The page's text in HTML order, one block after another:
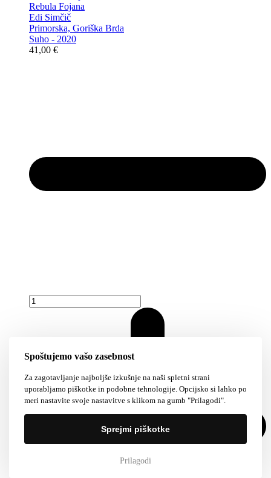
Rebula Fojana
Edi Simčič
Primorska, Goriška Brda
Suho - 2020
41,00 €
Spoštujemo vašo zasebnost
Za zagotavljanje najboljše izkušnje na naši spletni strani
uporabljamo piškotke in podobne tehnologije. Opcijsko si lahko po
meri nastavite svoje nastavitve s klikom na gumb "Prilagodi".
Sprejmi piškotke
Prilagodi